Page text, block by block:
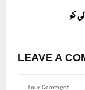
LEAVE A